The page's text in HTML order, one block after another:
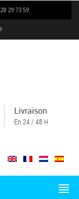
29 73 59
Livraison
En 24 / 48 H